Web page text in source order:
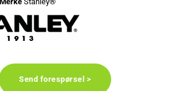
Send forespørsel >